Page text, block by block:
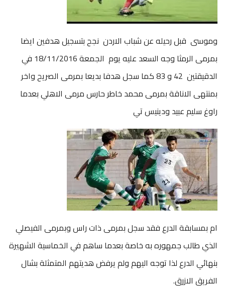
وموسى قبل رحيله عن شباب الاردن نجح بتسجيل هدفين ايضا
بمرمى الرمثا وجه السعد عليه يوم الجمعة 18/11/2016 في
الدقيقتين 42 و 83 كما سجل هدفا بديعا بمرمى الصريح واخر
بمنتهى الاناقة بمرمى محمد خاطر حارس مرمى الاهلي بعدما
راوغ سليم عبيد ودينيس تي
ام بمسابقة الدرع فقد سجل بمرمى ذات راس وبمرمى الفيصلي
الذي طالب جمهوره به خاصة بعدما ساهم في الخماسية الشهيرة
بنهائي الدرع لذا توجه اليهم ولم يرفض هديتهم المتمثلة بشال
الفريق الازرق.